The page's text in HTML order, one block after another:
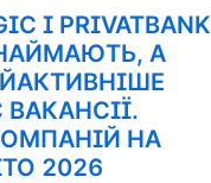
І PRIVATBANK
А
НА
2026